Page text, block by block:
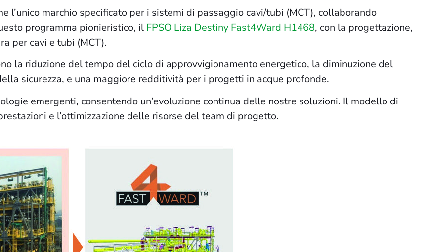
l’unico marchio specificato per i sistemi di passaggio cavi/tubi (MCT), collaborando
programma pionieristico, il FPSO Liza Destiny Fast4Ward H1468, con la progettazione,
per cavi e tubi (MCT).
la riduzione del tempo del ciclo di approvvigionamento energetico, la diminuzione del
sicurezza, e una maggiore redditività per i progetti in acque profonde.
emergenti, consentendo un’evoluzione continua delle nostre soluzioni. Il modello di
e l’ottimizzazione delle risorse del team di progetto.